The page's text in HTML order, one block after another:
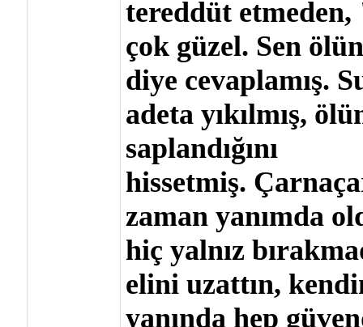
tereddüt
çok güzel. Sen
diye cevaplamış.
adeta yıkılmış,
saplandığını
hissetmiş.
zaman yanımda
hiç yalnız
elini uzattın,
yanında hep